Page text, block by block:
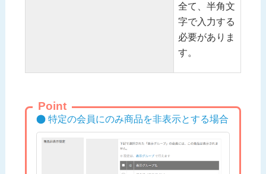
全て、半角文
字で入力する
必要がありま
す。
Point
特定の会員にのみ商品を非表示とする場合